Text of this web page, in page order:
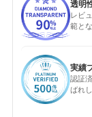
透明
レビ
範と
実績
認証
ばれ